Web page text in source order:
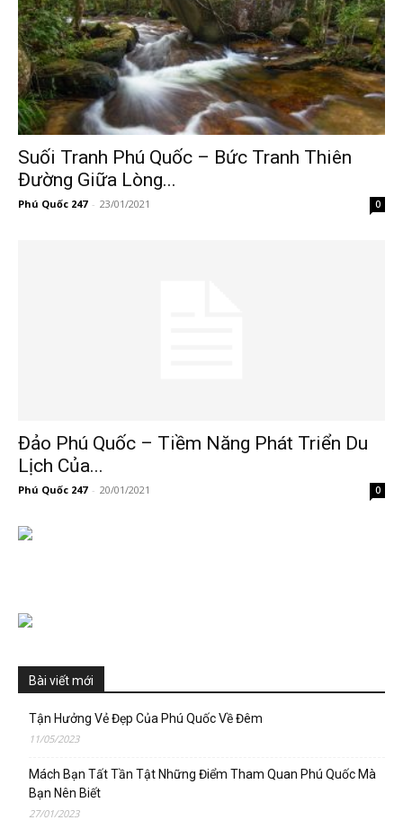
Suối Tranh Phú Quốc – Bức Tranh Thiên
Đường Giữa Lòng...
Phú Quốc 247 - 23/01/2021 0
Đảo Phú Quốc – Tiềm Năng Phát Triển Du
Lịch Của...
Phú Quốc 247 - 20/01/2021 0
Bài viết mới
Tận Hưởng Vẻ Đẹp Của Phú Quốc Về Đêm
11/05/2023
Mách Bạn Tất Tần Tật Những Điểm Tham Quan Phú Quốc Mà
Bạn Nên Biết
27/01/2023